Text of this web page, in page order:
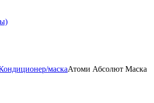
маскаАтоми Абсолют Маска